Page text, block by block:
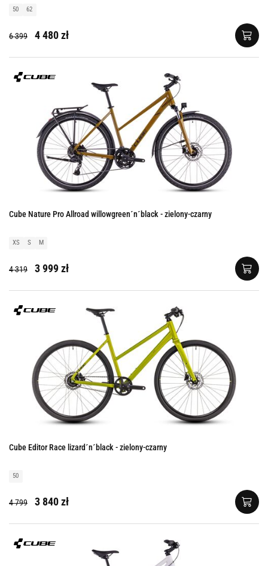
50 62
6 399 4 480 zł
Cube Nature Pro Allroad willowgreen´n´black - zielony-czarny
XS S M
4 319 3 999 zł
Cube Editor Race lizard´n´black - zielony-czarny
50
4 799 3 840 zł